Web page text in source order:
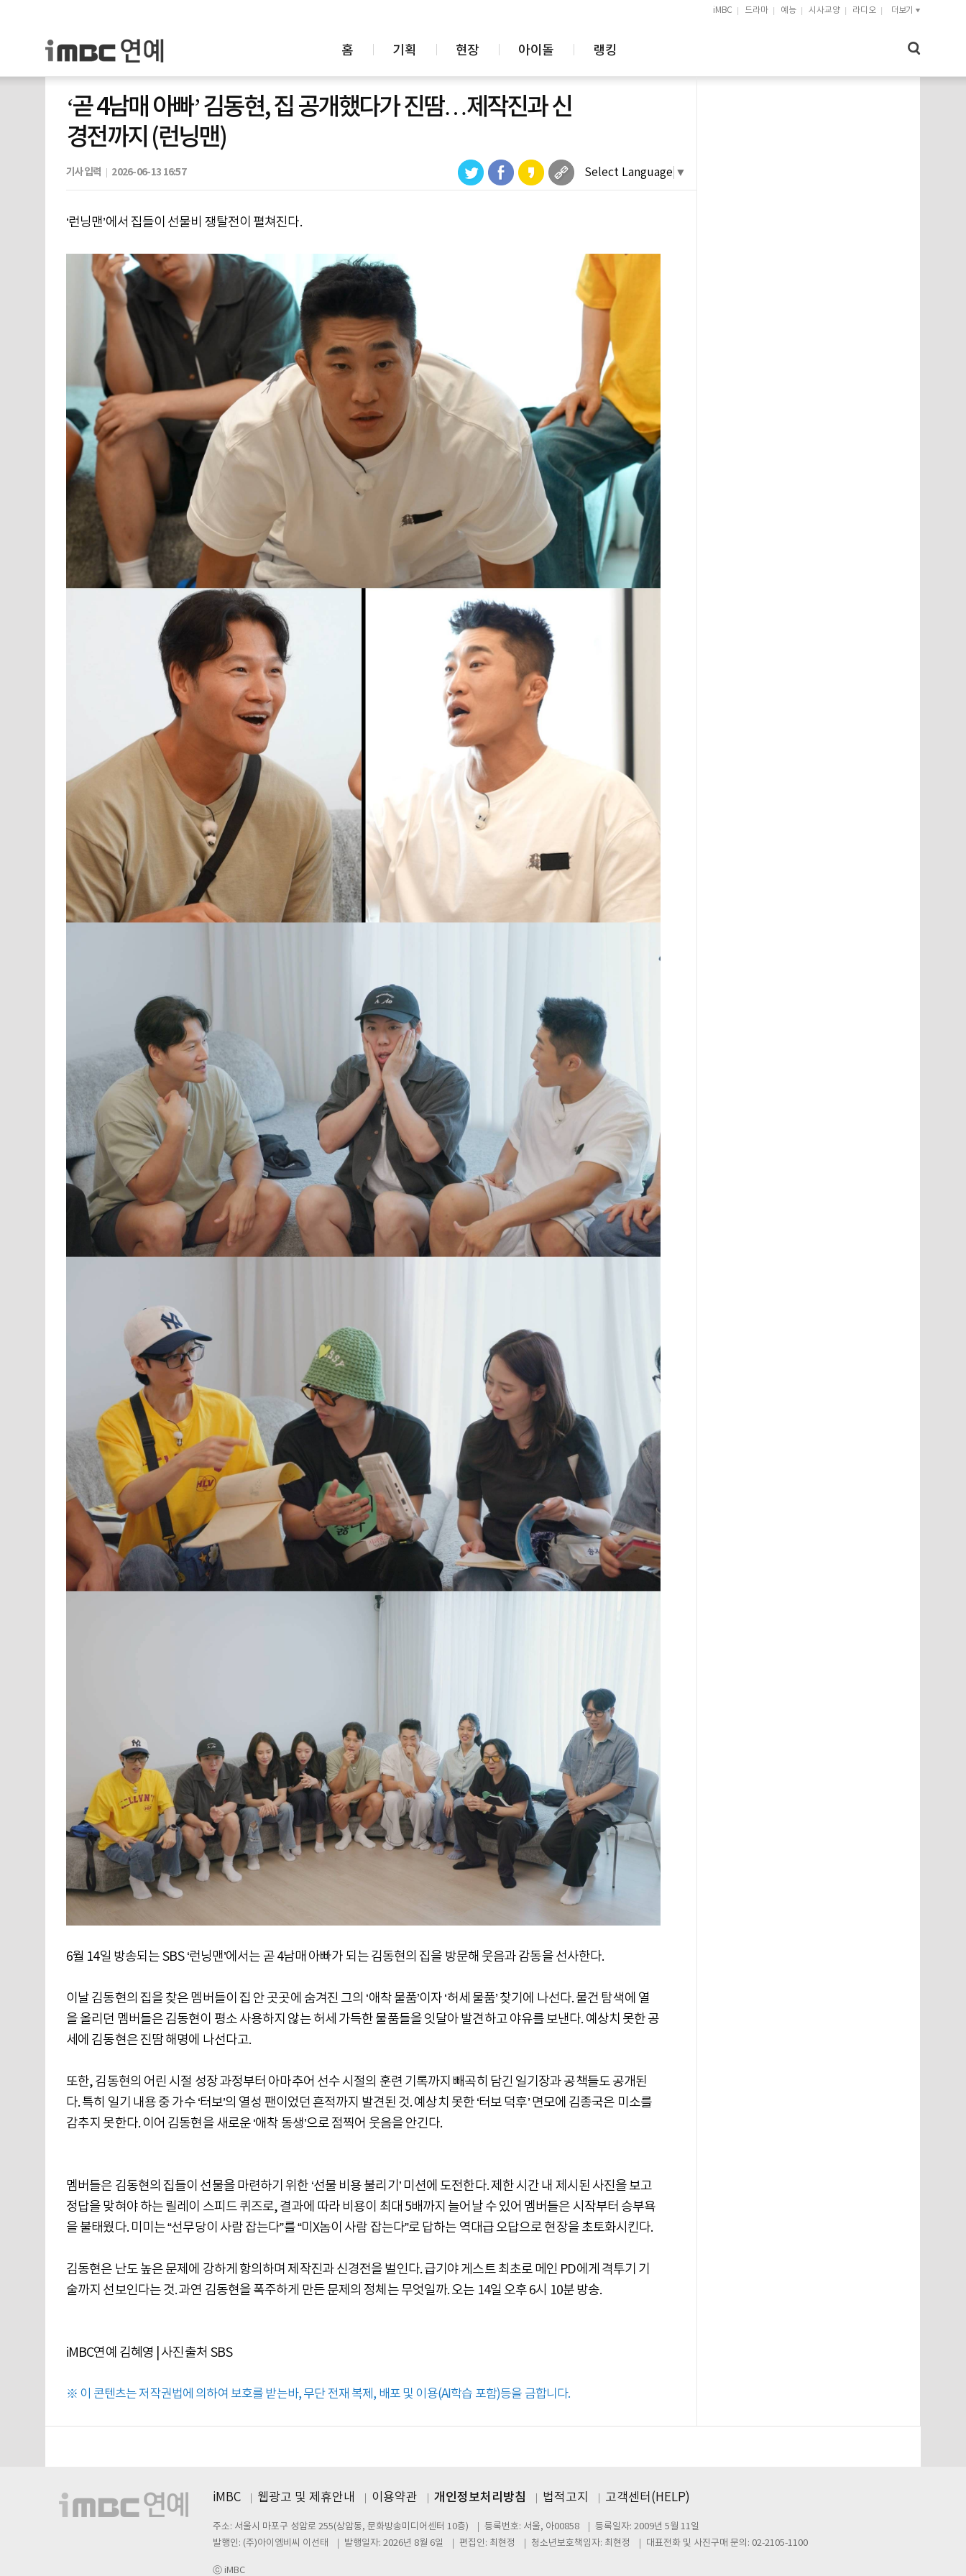
iMBC 드라마 예능 시사교양 라디오 더보기
홈 기획 현장 아이돌 랭킹
‘곧 4남매 아빠’ 김동현, 집 공개했다가 진땀…제작진과 신
경전까지 (런닝맨)
기사입력 2026-06-13 16:57 Select Language ▼
‘런닝맨’에서 집들이 선물비 쟁탈전이 펼쳐진다.
6월 14일 방송되는 SBS ‘런닝맨’에서는 곧 4남매 아빠가 되는 김동현의 집을 방문해 웃음과 감동을 선사한다.
이날 김동현의 집을 찾은 멤버들이 집 안 곳곳에 숨겨진 그의 ‘애착 물품’이자 ‘허세 물품’ 찾기에 나선다. 물건 탐색에 열
을 올리던 멤버들은 김동현이 평소 사용하지 않는 허세 가득한 물품들을 잇달아 발견하고 야유를 보낸다. 예상치 못한 공
세에 김동현은 진땀 해명에 나선다고.
또한, 김동현의 어린 시절 성장 과정부터 아마추어 선수 시절의 훈련 기록까지 빼곡히 담긴 일기장과 공책들도 공개된
다. 특히 일기 내용 중 가수 ‘터보’의 열성 팬이었던 흔적까지 발견된 것. 예상치 못한 ‘터보 덕후’ 면모에 김종국은 미소를
감추지 못한다. 이어 김동현을 새로운 ‘애착 동생’으로 점찍어 웃음을 안긴다.
멤버들은 김동현의 집들이 선물을 마련하기 위한 ‘선물 비용 불리기’ 미션에 도전한다. 제한 시간 내 제시된 사진을 보고
정답을 맞혀야 하는 릴레이 스피드 퀴즈로, 결과에 따라 비용이 최대 5배까지 늘어날 수 있어 멤버들은 시작부터 승부욕
을 불태웠다. 미미는 “선무당이 사람 잡는다”를 “미X놈이 사람 잡는다”로 답하는 역대급 오답으로 현장을 초토화시킨다.
김동현은 난도 높은 문제에 강하게 항의하며 제작진과 신경전을 벌인다. 급기야 게스트 최초로 메인 PD에게 격투기 기
술까지 선보인다는 것. 과연 김동현을 폭주하게 만든 문제의 정체는 무엇일까. 오는 14일 오후 6시 10분 방송.
iMBC연예 김혜영 | 사진출처 SBS
※ 이 콘텐츠는 저작권법에 의하여 보호를 받는바, 무단 전재 복제, 배포 및 이용(AI학습 포함)등을 금합니다.
iMBC 웹광고 및 제휴안내 이용약관 개인정보처리방침 법적고지 고객센터(HELP)
주소: 서울시 마포구 성암로 255(상암동, 문화방송미디어센터 10층) 등록번호: 서울, 아00858
등록일자: 2009년 5월 11일
발행인: (주)아이엠비씨 이선태
발행일자: 2026년 8월 6일 편집인: 최현정 청소년보호책임자: 최현정 대표전화 및 사진구매 문의: 02-2105-1100
ⓒ iMBC